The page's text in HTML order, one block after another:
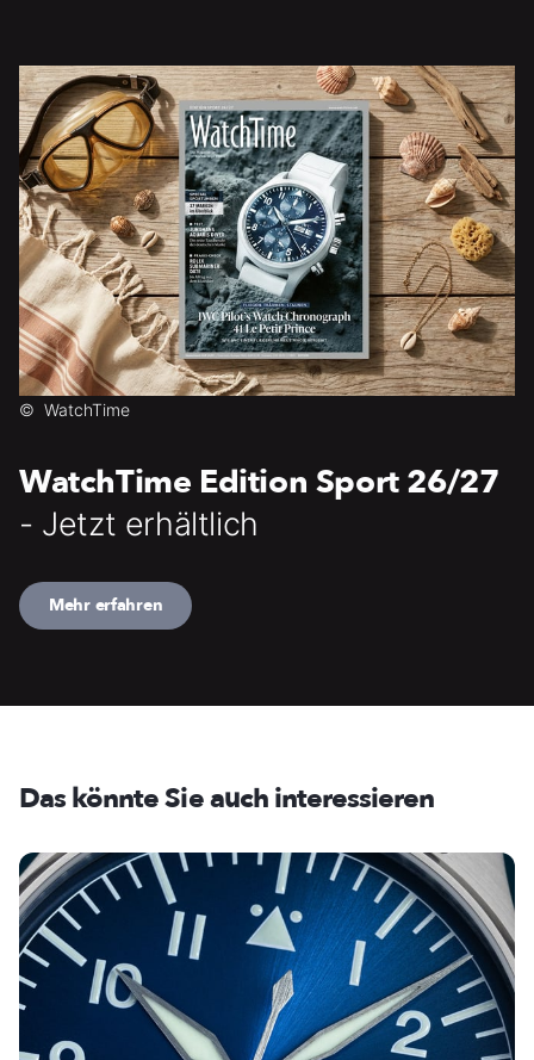
© WatchTime
WatchTime Edition Sport 26/27
- Jetzt erhältlich
Mehr erfahren
Das könnte Sie auch interessieren